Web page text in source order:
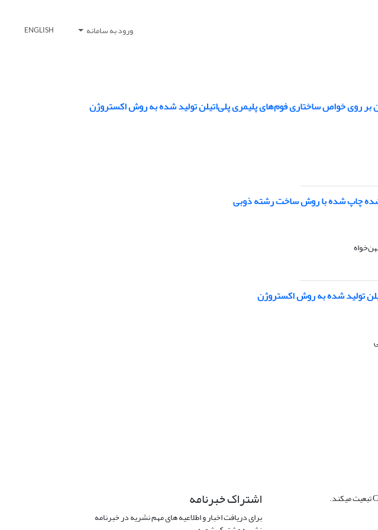
ورود به سامانه ENGLISH
روی خواص ساختاری فوم‌های پلیمری پلی‌اتیلن تولید شده به روش اکستروژن
چاپ شده با روش ساخت رشته ذوبی
تولید شده به روش اکستروژن
اشتراک خبرنامه
برای دریافت اخبار و اطلاعیه های مهم نشریه در خبرنامه